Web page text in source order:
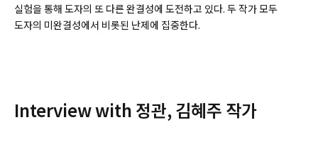
실험을 통해 도자의 또 다른 완결성에 도전하고 있다. 두 작가 모두
도자의 미완결성에서 비롯된 난제에 집중한다.
Interview with 정관, 김혜주 작가